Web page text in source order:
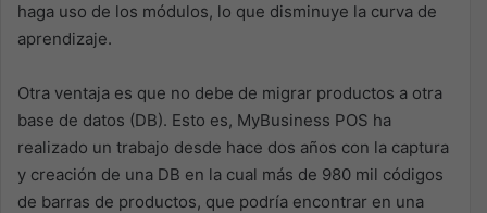
haga uso de los módulos, lo que disminuye la curva de
aprendizaje.
Otra ventaja es que no debe de migrar productos a otra
base de datos (DB). Esto es, MyBusiness POS ha
realizado un trabajo desde hace dos años con la captura
y creación de una DB en la cual más de 980 mil códigos
de barras de productos, que podría encontrar en una